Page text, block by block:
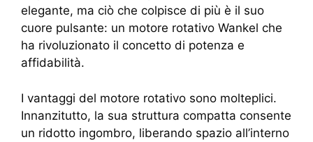
elegante, ma ciò che colpisce di più è il suo
cuore pulsante: un motore rotativo Wankel che
ha rivoluzionato il concetto di potenza e
affidabilità.
I vantaggi del motore rotativo sono molteplici.
Innanzitutto, la sua struttura compatta consente
un ridotto ingombro, liberando spazio all’interno